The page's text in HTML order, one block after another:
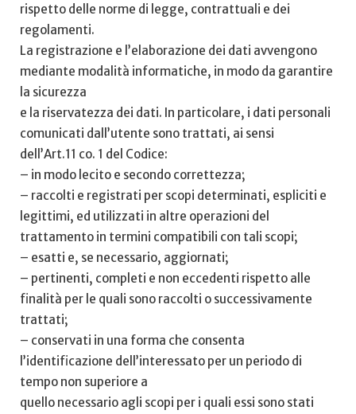
rispetto delle norme di legge, contrattuali e dei
regolamenti.
La registrazione e l’elaborazione dei dati avvengono
mediante modalità informatiche, in modo da garantire
la sicurezza
e la riservatezza dei dati. In particolare, i dati personali
comunicati dall’utente sono trattati, ai sensi
dell’Art.11 co. 1 del Codice:
– in modo lecito e secondo correttezza;
– raccolti e registrati per scopi determinati, espliciti e
legittimi, ed utilizzati in altre operazioni del
trattamento in termini compatibili con tali scopi;
– esatti e, se necessario, aggiornati;
– pertinenti, completi e non eccedenti rispetto alle
finalità per le quali sono raccolti o successivamente
trattati;
– conservati in una forma che consenta
l’identificazione dell’interessato per un periodo di
tempo non superiore a
quello necessario agli scopi per i quali essi sono stati